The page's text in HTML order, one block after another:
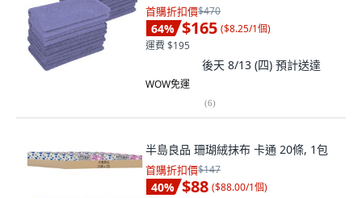
首購折扣價$470
64% $165 ($8.25/1個)
運費 $195
後天 8/13 (四) 預計送達
WOW免運
(6)
半島良品 珊瑚絨抹布 卡通 20條, 1包
首購折扣價$147
40% $88 ($88.00/1個)